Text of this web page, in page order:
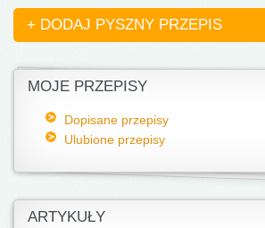
+ DODAJ PYSZNY PRZEPIS
MOJE PRZEPISY
Dopisane przepisy
Ulubione przepisy
ARTYKUŁY